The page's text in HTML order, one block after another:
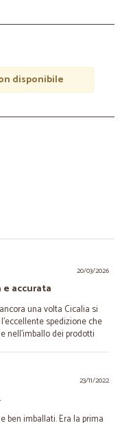
disponibile
20/03/2026
accurata
una volta Cicalia si
spedizione che
nell'imballo dei prodotti
23/11/2022
ben imballati. Era la prima